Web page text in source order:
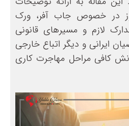
در خصوص جاب آفر، ورک
لازم و مسیرهای قانونی
ایرانی و دیگر اتباع خارجی
کافی مراحل مهاجرت کاری